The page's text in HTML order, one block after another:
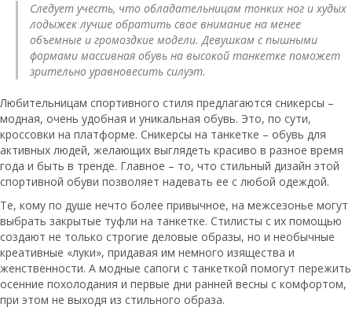
Следует учесть, что обладательницам тонких ног и худых
лодыжек лучше обратить свое внимание на менее
объемные и громоздкие модели. Девушкам с пышными
формами массивная обувь на высокой танкетке поможет
зрительно уравновесить силуэт.
Любительницам спортивного стиля предлагаются сникерсы –
модная, очень удобная и уникальная обувь. Это, по сути,
кроссовки на платформе. Сникерсы на танкетке – обувь для
активных людей, желающих выглядеть красиво в разное время
года и быть в тренде. Главное – то, что стильный дизайн этой
спортивной обуви позволяет надевать ее с любой одеждой.
Те, кому по душе нечто более привычное, на межсезонье могут
выбрать закрытые туфли на танкетке. Стилисты с их помощью
создают не только строгие деловые образы, но и необычные
креативные «луки», придавая им немного изящества и
женственности. А модные сапоги с танкеткой помогут пережить
осенние похолодания и первые дни ранней весны с комфортом,
при этом не выходя из стильного образа.